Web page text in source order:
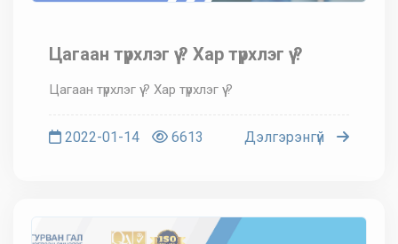
Цагаан түрхлэг үү ? Хар түрхлэг үү ?
Цагаан түрхлэг үү ? Хар түрхлэг үү ?
2022-01-14 6613 Дэлгэрэнгүй